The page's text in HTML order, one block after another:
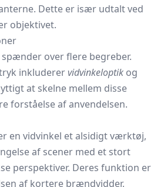
Dette er især udtalt ved
objektivet.
over flere begreber.
inkluderervidvinkeloptik og
at skelne mellem disse
forståelse af anvendelsen.
en vidvinkel et alsidigt værktøj,
af scener med et stort
perspektiver. Deres funktion er
af kortere brændvidder,